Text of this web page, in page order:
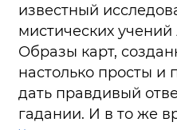
известный
мистических
Образы карт,
настолько просты и
дать правдивый
гадании. И в то же